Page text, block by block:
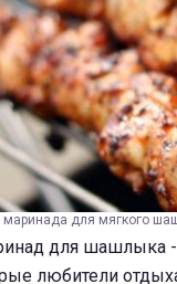
маринада для мягкого
для шашлыка -
любители